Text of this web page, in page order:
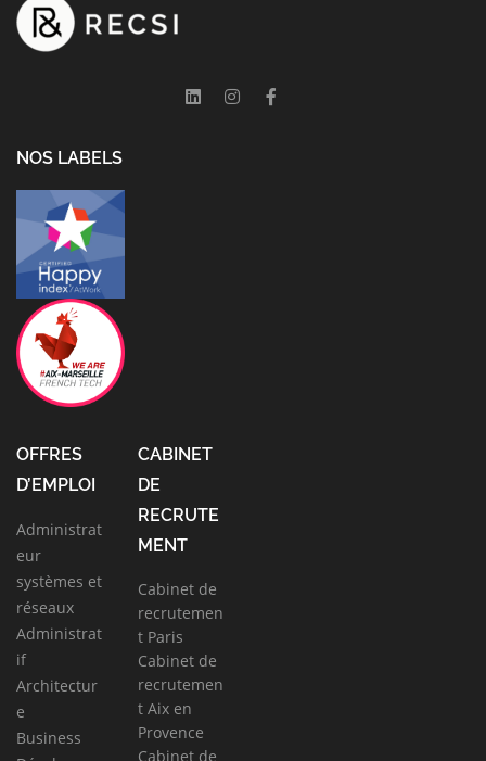
NOS LABELS
OFFRES
D’EMPLOI
Administrat
eur
systèmes et
réseaux
Administrat
if
Architectur
e
Business
CABINET
DE
RECRUTE
MENT
Cabinet de
recrutemen
t Paris
Cabinet de
recrutemen
t Aix en
Provence
Cabinet de